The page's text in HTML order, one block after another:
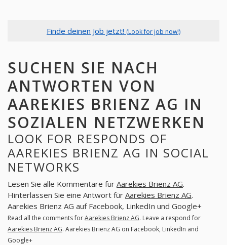
Finde deinen Job jetzt! (Look for job now!)
SUCHEN SIE NACH
ANTWORTEN VON
AAREKIES BRIENZ AG IN
SOZIALEN NETZWERKEN
LOOK FOR RESPONDS OF
AAREKIES BRIENZ AG IN SOCIAL
NETWORKS
Lesen Sie alle Kommentare für Aarekies Brienz AG.
Hinterlassen Sie eine Antwort für Aarekies Brienz AG.
Aarekies Brienz AG auf Facebook, LinkedIn und Google+
Read all the comments forAarekies Brienz AG. Leave a respond for
Aarekies Brienz AG. Aarekies Brienz AG on Facebook, LinkedIn and
Google+